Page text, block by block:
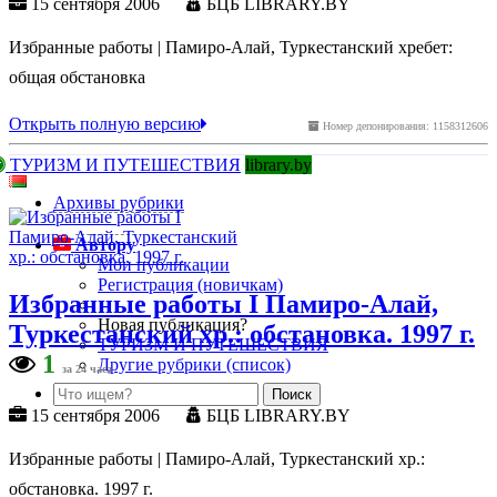
15 сентября 2006 БЦБ LIBRARY.BY
Избранные работы | Памиро-Алай, Туркестанский хребет:
общая обстановка
Номер депонирования: 1158312606
Открыть полную версию
ТУРИЗМ И ПУТЕШЕСТВИЯ library.by
Архивы рубрики
Автору
Мои публикации
Регистрация (новичкам)
Новая публикация?
ТУРИЗМ И ПУТЕШЕСТВИЯ
Другие рубрики (список)
Избранные работы I Памиро-Алай,
Туркестанский хр.: обстановка. 1997 г.
1
за 24 часа
15 сентября 2006 БЦБ LIBRARY.BY
Избранные работы | Памиро-Алай, Туркестанский хр.:
обстановка. 1997 г.